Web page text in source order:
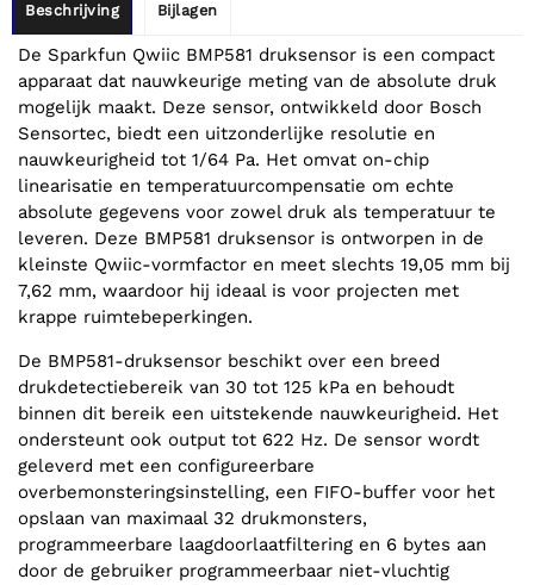
Beschrijving Bijlagen
De Sparkfun Qwiic BMP581 druksensor is een compact
apparaat dat nauwkeurige meting van de absolute druk
mogelijk maakt. Deze sensor, ontwikkeld door Bosch
Sensortec, biedt een uitzonderlijke resolutie en
nauwkeurigheid tot 1/64 Pa. Het omvat on-chip
linearisatie en temperatuurcompensatie om echte
absolute gegevens voor zowel druk als temperatuur te
leveren. Deze BMP581 druksensor is ontworpen in de
kleinste Qwiic-vormfactor en meet slechts 19,05 mm bij
7,62 mm, waardoor hij ideaal is voor projecten met
krappe ruimtebeperkingen.
De BMP581-druksensor beschikt over een breed
drukdetectiebereik van 30 tot 125 kPa en behoudt
binnen dit bereik een uitstekende nauwkeurigheid. Het
ondersteunt ook output tot 622 Hz. De sensor wordt
geleverd met een configureerbare
overbemonsteringsinstelling, een FIFO-buffer voor het
opslaan van maximaal 32 drukmonsters,
programmeerbare laagdoorlaatfiltering en 6 bytes aan
door de gebruiker programmeerbaar niet-vluchtig